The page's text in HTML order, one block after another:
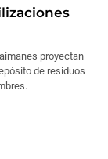
proyectan
de residuos